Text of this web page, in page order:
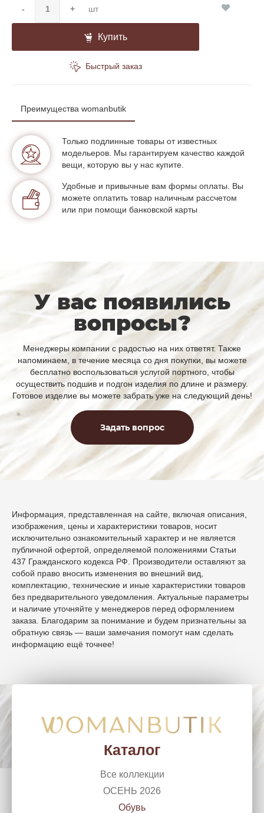
- + шт
Купить
Быстрый заказ
Преимущества womanbutik
Только подлинные товары от известных
модельеров. Мы гарантируем качество каждой
вещи, которую вы у нас купите.
Удобные и привычные вам формы оплаты. Вы
можете оплатить товар наличным рассчетом
или при помощи банковской карты
У вас появились
вопросы?
Менеджеры компании с радостью на них ответят. Также
напоминаем, в течение месяца со дня покупки, вы можете
бесплатно воспользоваться услугой портного, чтобы
осуществить подшив и подгон изделия по длине и размеру.
Готовое изделие вы можете забрать уже на следующий день!
Задать вопрос
Информация, представленная на сайте, включая описания,
изображения, цены и характеристики товаров, носит
исключительно ознакомительный характер и не является
публичной офертой, определяемой положениями Статьи
437 Гражданского кодекса РФ. Производители оставляют за
собой право вносить изменения во внешний вид,
комплектацию, технические и иные характеристики товаров
без предварительного уведомления. Актуальные параметры
и наличие уточняйте у менеджеров перед оформлением
заказа. Благодарим за понимание и будем признательны за
обратную связь — ваши замечания помогут нам сделать
информацию ещё точнее!
г. Челябинск, Ленина, 50
+7 (351) 266 10 99
Каталог
Все коллекции
ОСЕНЬ 2026
Обувь